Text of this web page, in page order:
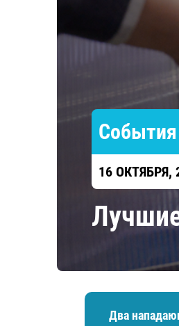
События
16 ОКТЯБРЯ,
Два